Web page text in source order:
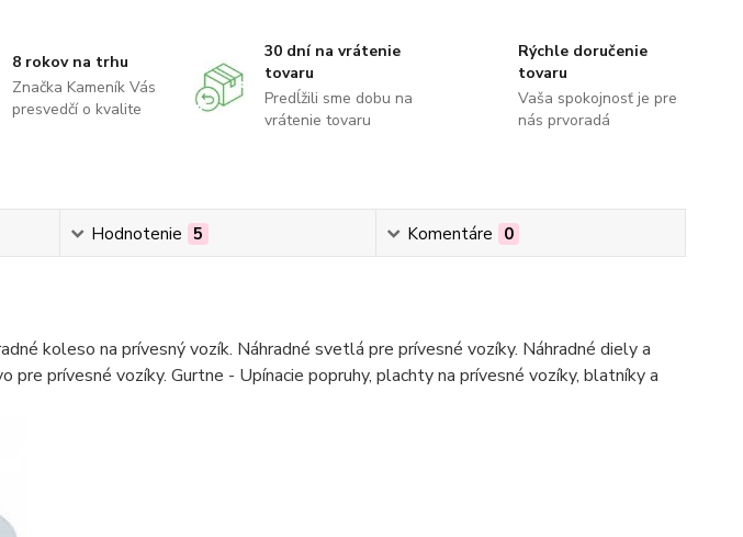
8 rokov na trhu
Značka Kameník Vás
presvedčí o kvalite
30 dní na vrátenie
tovaru
Predĺžili sme dobu na
vrátenie tovaru
Rýchle doručenie
tovaru
Vaša spokojnosť je pre
nás prvoradá
Hodnotenie 5 Komentáre 0
koleso na prívesný vozík. Náhradné svetlá pre prívesné vozíky. Náhradné diely a
pre prívesné vozíky. Gurtne - Upínacie popruhy, plachty na prívesné vozíky, blatníky a